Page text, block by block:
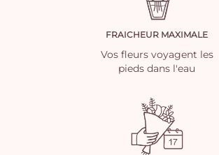
FRAICHEUR MAXIMALE
Vos fleurs voyagent les
pieds dans l'eau